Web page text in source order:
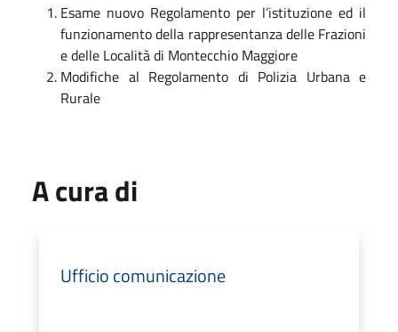
Esame nuovo Regolamento per l’istituzione ed il
funzionamento della rappresentanza delle Frazioni
e delle Località di Montecchio Maggiore
Modifiche al Regolamento di Polizia Urbana e
Rurale
A cura di
Ufficio comunicazione